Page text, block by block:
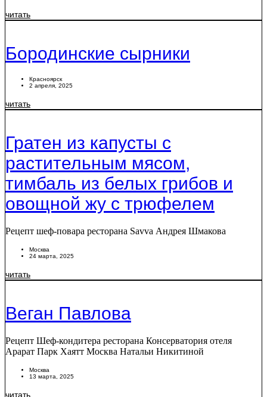
читать
Бородинские сырники
Красноярск
2 апреля, 2025
читать
Гратен из капусты с
растительным мясом,
тимбаль из белых грибов и
овощной жу с трюфелем
Рецепт шеф-повара ресторана Savva Андрея Шмакова
Москва
24 марта, 2025
читать
Веган Павлова
Рецепт Шеф-кондитера ресторана Консерватория отеля
Арарат Парк Хаятт Москва Натальи Никитиной
Москва
13 марта, 2025
читать